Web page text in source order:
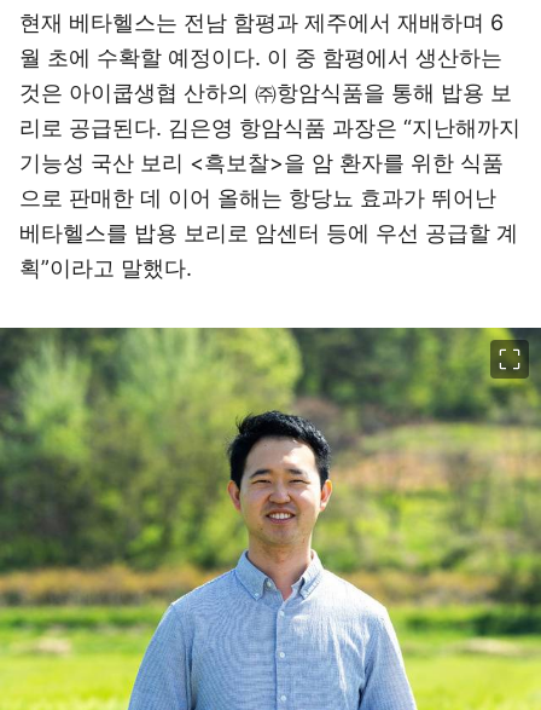
현재 베타헬스는 전남 함평과 제주에서 재배하며 6
월 초에 수확할 예정이다. 이 중 함평에서 생산하는
것은 아이쿱생협 산하의 ㈜항암식품을 통해 밥용 보
리로 공급된다. 김은영 항암식품 과장은 “지난해까지
기능성 국산 보리 <흑보찰>을 암 환자를 위한 식품
으로 판매한 데 이어 올해는 항당뇨 효과가 뛰어난
베타헬스를 밥용 보리로 암센터 등에 우선 공급할 계
획”이라고 말했다.